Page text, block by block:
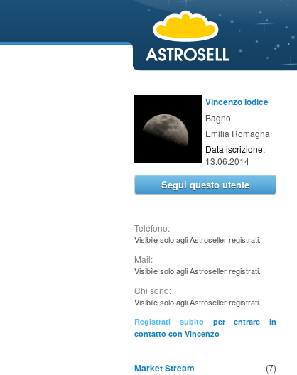
Vincenzo Iodice
Bagno
Emilia Romagna
Data iscrizione:
13.06.2014
Segui questo utente
Telefono:
Visibile solo agli Astroseller registrati.
Mail:
Visibile solo agli Astroseller registrati.
Chi sono:
Visibile solo agli Astroseller registrati.
Registrati subitoper entrare in
contatto con Vincenzo
(7)
Market Stream